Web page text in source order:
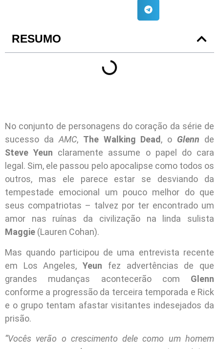
RESUMO
No conjunto de personagens do coração da série de
sucesso daAMC, The Walking Dead, o Glenn de
Steve Yeun claramente assume o papel do cara
legal. Sim, ele passou pelo apocalipse como todos os
outros, mas ele parece estar se desviando da
tempestade emocional um pouco melhor do que
seus compatriotas – talvez por ter encontrado um
amor nas ruínas da civilização na linda sulista
Maggie (Lauren Cohan).
Mas quando participou de uma entrevista recente
em Los Angeles,Yeun fez advertências de que
grandes mudanças acontecerão com Glenn
conforme a progressão da terceira temporada e Rick
e o grupo tentam afastar visitantes indesejados da
prisão.
“Vocês verão o crescimento dele como um homem